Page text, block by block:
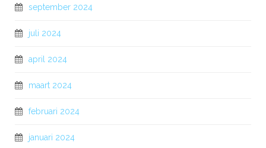
september 2024
juli 2024
april 2024
maart 2024
februari 2024
januari 2024